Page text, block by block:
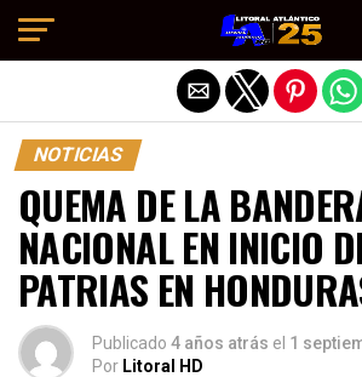
NOTICIAS
QUEMA DE LA
NACIONAL EN INICIO
PATRIAS EN
Publicado 4 años atrás el 1
Por Litoral HD
Salir de la versión